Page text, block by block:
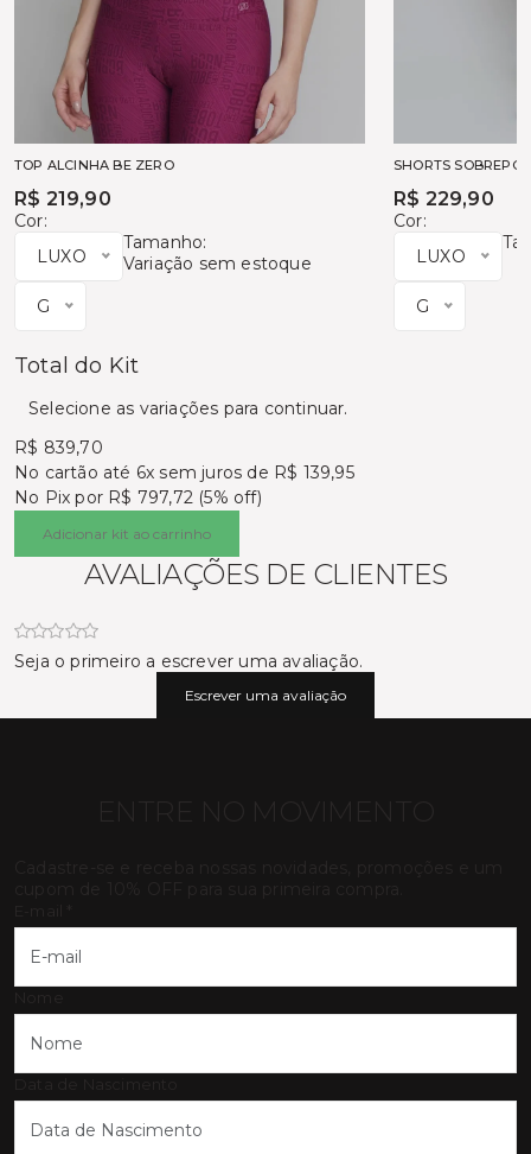
TOP ALCINHA BE ZERO
R$ 219,90
Cor:
LUXO
Tamanho:
G
Variação sem estoque
SHORTS
R$ 229,90
Cor:
LUXO
G
Total do Kit
Selecione as variações para continuar.
R$ 839,70
No cartão até 6x sem juros de R$ 139,95
No Pix por R$ 797,72 (5% off)
Adicionar kit ao carrinho
AVALIAÇÕES DE CLIENTES
Seja o primeiro a escrever uma avaliação.
Escrever uma avaliação